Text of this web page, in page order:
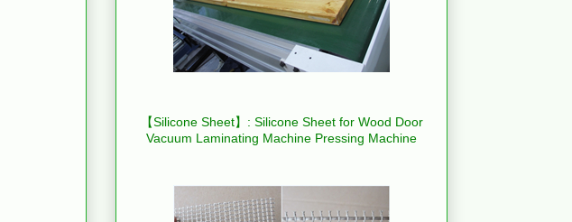
【Silicone Sheet】: Silicone Sheet for Wood Door
Vacuum Laminating Machine Pressing Machine